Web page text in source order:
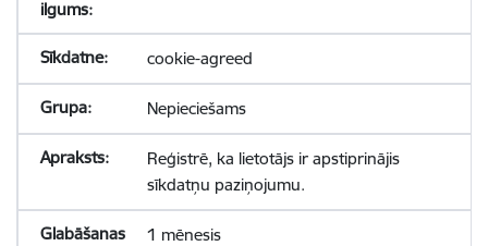
cookie-agreed
Nepieciešams
Reģistrē, ka lietotājs ir apstiprinājis
sīkdatņu paziņojumu.
1 mēnesis